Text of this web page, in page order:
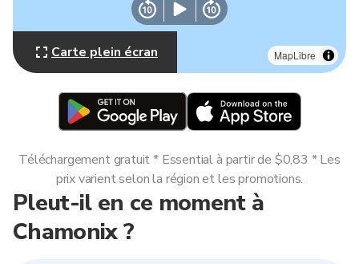
MapLibre
Carte plein écran
Pleut-il en ce moment à
Chamonix ?
Téléchargement gratuit * Essential à partir de $0,83 * Les
prix varient selon la région et les promotions.